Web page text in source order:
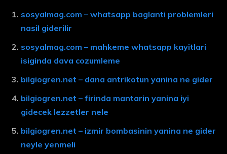
sosyalmag.com – whatsapp baglanti problemleri
nasil giderilir
sosyalmag.com – mahkeme whatsapp kayitlari
isiginda dava cozumleme
bilgiogren.net – dana antrikotun yanina ne gider
bilgiogren.net – firinda mantarin yanina iyi
gidecek lezzetler nele
bilgiogren.net – izmir bombasinin yanina ne gider
neyle yenmeli